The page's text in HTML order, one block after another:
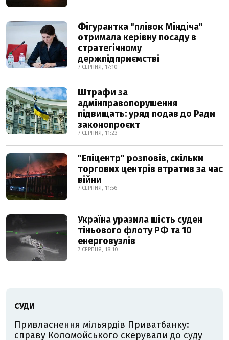
Фігурантка "плівок Міндіча"
отримала керівну посаду в
стратегічному
держпідприємстві
7 СЕРПНЯ, 17:10
Штрафи за
адмінправопорушення
підвищать: уряд подав до Ради
законопроєкт
7 СЕРПНЯ, 11:23
"Епіцентр" розповів, скільки
торгових центрів втратив за час
війни
7 СЕРПНЯ, 11:56
Україна уразила шість суден
тіньового флоту РФ та 10
енерговузлів
7 СЕРПНЯ, 18:10
СУДИ
Привласнення мільярдів Приватбанку:
справу Коломойського скерували до суду